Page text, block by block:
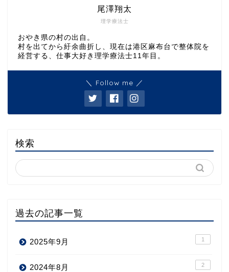
理学療法士
尾澤翔太
おやき県の村の出自。
村を出てから紆余曲折し、現在は港区麻布台で整体院を
経営する、仕事大好き理学療法士11年目。
＼ Follow me ／
検索
過去の記事一覧
2025年9月 1
2024年8月 2